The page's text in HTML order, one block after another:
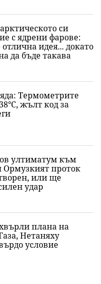
си
с ядрени фарове:
идея... докато
да бъде такава
Термометрите
жълт код за
ултиматум към
проток
или ще
удар
плана на
Нетаняху
условие